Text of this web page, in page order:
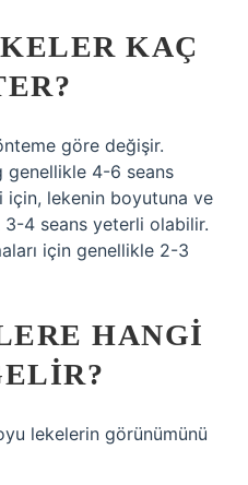
KAÇ
göre değişir.
genellikle 4-6 seans
lekenin boyutuna ve
4 seans yeterli olabilir.
için genellikle 2-3
HANGI
lekelerin görünümünü